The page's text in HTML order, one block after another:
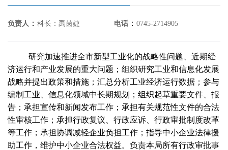
负责人 ： 科长：禹茵婕 电话 ： 0745-2714905
研究加速推进全市新型工业化的战略性问题、近期经
济运行和产业发展的重大问题；组织研究工业和信息化发展
战略并提出政策和措施；汇总分析工业经济运行数据；参与
编制工业、信息化领域中长期规划；组织起草重要文件、报
告；承担宣传和新闻发布工作；承担有关规范性文件的合法
性审核工作；承担行政复议、行政应诉、行政审批制度改革
等工作；承担协调减轻企业负担工作；指导中小企业法律援
助工作，维护中小企业合法权益。负责本局所有行政审批事